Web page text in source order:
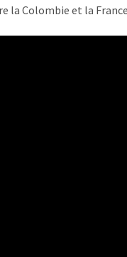
la Colombie et la